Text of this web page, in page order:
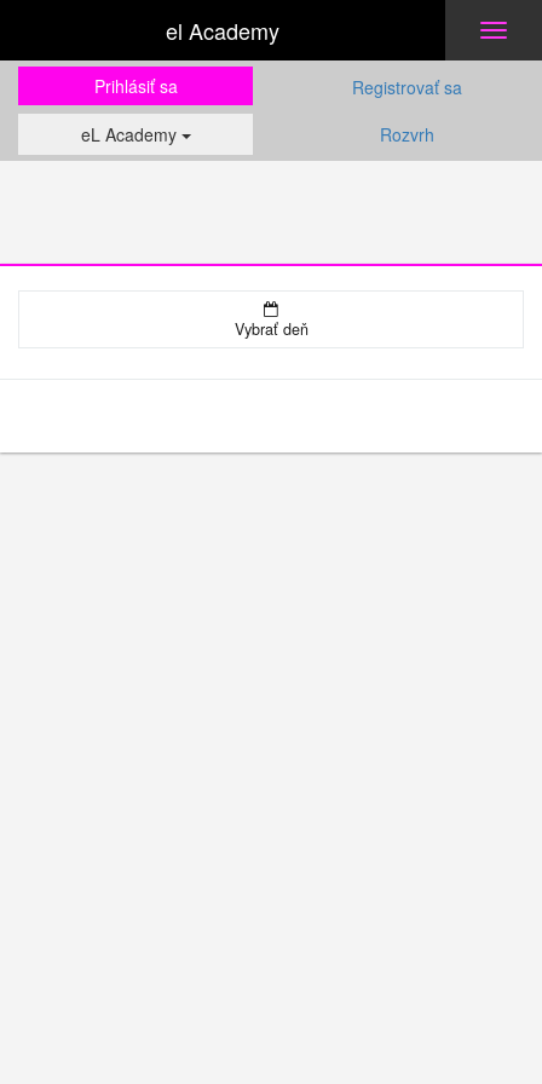
el Academy
Prihlásiť sa
Registrovať sa
eL Academy
Rozvrh
Vybrať deň